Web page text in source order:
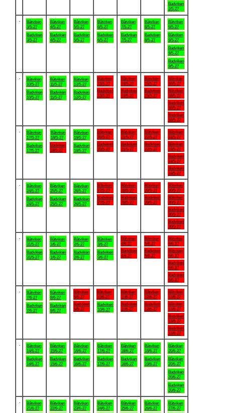
Badviken
2/5-27
Båtviken
3/5-27
Badviken
3/5-27
Båtviken
4/5-27
Badviken
4/5-27
Båtviken
5/5-27
Badviken
5/5-27
Båtviken
6/5-27
Badviken
6/5-27
Båtviken
7/5-27
Badviken
7/5-27
Båtviken
8/5-27
Badviken
8/5-27
Båtviken
9/5-27
Båtviken
9/5-27
Badviken
9/5-27
Badviken
9/5-27
Båtviken
10/5-27
Badviken
10/5-27
Båtviken
11/5-27
Badviken
11/5-27
Båtviken
12/5-27
Badviken
12/5-27
Båtviken
13/5-27
Badviken
13/5-27
Båtviken
14/5-27
Badviken
14/5-27
Båtviken
15/5-27
Badviken
15/5-27
Båtviken
16/5-27
Båtviken
16/5-27
Badviken
16/5-27
Badviken
16/5-27
Båtviken
17/5-27
Badviken
17/5-27
Båtviken
18/5-27
Badviken
18/5-27
Båtviken
19/5-27
Badviken
19/5-27
Båtviken
20/5-27
Badviken
20/5-27
Båtviken
21/5-27
Badviken
21/5-27
Båtviken
22/5-27
Badviken
22/5-27
Båtviken
23/5-27
Båtviken
23/5-27
Badviken
23/5-27
Badviken
23/5-27
Båtviken
24/5-27
Badviken
24/5-27
Båtviken
25/5-27
Badviken
25/5-27
Båtviken
26/5-27
Badviken
26/5-27
Båtviken
27/5-27
Badviken
27/5-27
Båtviken
28/5-27
Badviken
28/5-27
Båtviken
29/5-27
Badviken
29/5-27
Båtviken
30/5-27
Båtviken
30/5-27
Badviken
30/5-27
Badviken
30/5-27
Båtviken
31/5-27
Badviken
31/5-27
Båtviken
1/6-27
Badviken
1/6-27
Båtviken
2/6-27
Badviken
2/6-27
Båtviken
3/6-27
Badviken
3/6-27
Båtviken
4/6-27
Badviken
4/6-27
Båtviken
5/6-27
Badviken
5/6-27
Båtviken
6/6-27
Båtviken
6/6-27
Badviken
6/6-27
Badviken
6/6-27
Båtviken
7/6-27
Badviken
7/6-27
Båtviken
8/6-27
Badviken
8/6-27
Båtviken
9/6-27
Badviken
9/6-27
Båtviken
10/6-27
Badviken
10/6-27
Båtviken
11/6-27
Badviken
11/6-27
Båtviken
12/6-27
Badviken
12/6-27
Båtviken
13/6-27
Båtviken
13/6-27
Badviken
13/6-27
Badviken
13/6-27
Båtviken
14/6-27
Badviken
14/6-27
Båtviken
15/6-27
Badviken
15/6-27
Båtviken
16/6-27
Badviken
16/6-27
Båtviken
17/6-27
Badviken
17/6-27
Båtviken
18/6-27
Badviken
18/6-27
Båtviken
19/6-27
Badviken
19/6-27
Båtviken
20/6-27
Båtviken
20/6-27
Badviken
20/6-27
Badviken
20/6-27
Båtviken
21/6-27
Båtviken
22/6-27
Båtviken
23/6-27
Båtviken
24/6-27
Båtviken
25/6-27
Båtviken
26/6-27
Båtviken
27/6-27